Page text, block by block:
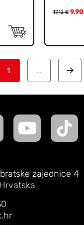
17,12€ 9,90
1 … Next
zajednice 4